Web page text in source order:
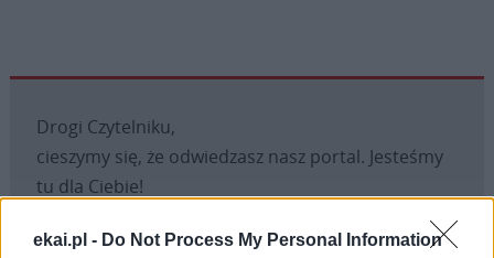
ekai.pl - Do Not Process My Personal Information
Drogi Czytelniku,
cieszymy się, że odwiedzasz nasz portal. Jesteśmy
tu dla Ciebie!
informacje z życia Kościoła w Polsce i na świecie.